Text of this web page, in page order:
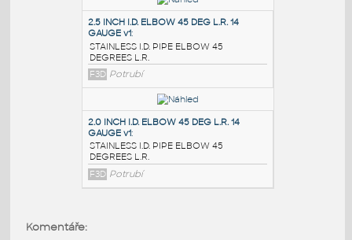
F3D Potrubí
3.0 INCH I.D. ELBOW 45 DEG L.R. 14
GAUGE v1
STAINLESS I.D. PIPE ELBOW 45
DEGREES L.R.
F3D Potrubí
2.5 INCH I.D. ELBOW 45 DEG L.R. 14
Komentáře: